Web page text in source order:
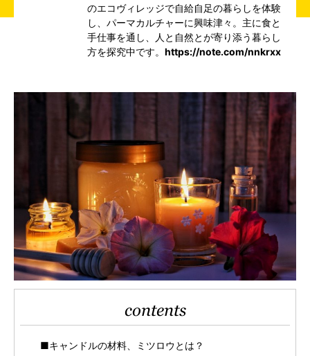
のエコヴィレッジで自給自足の暮らしを体験
し、パーマカルチャーに興味津々。主に食と
手仕事を通し、人と自然とが寄り添う暮らし
方を探究中です。 https://note.com/nnkrxx
contents
■キャンドルの材料、ミツロウとは？